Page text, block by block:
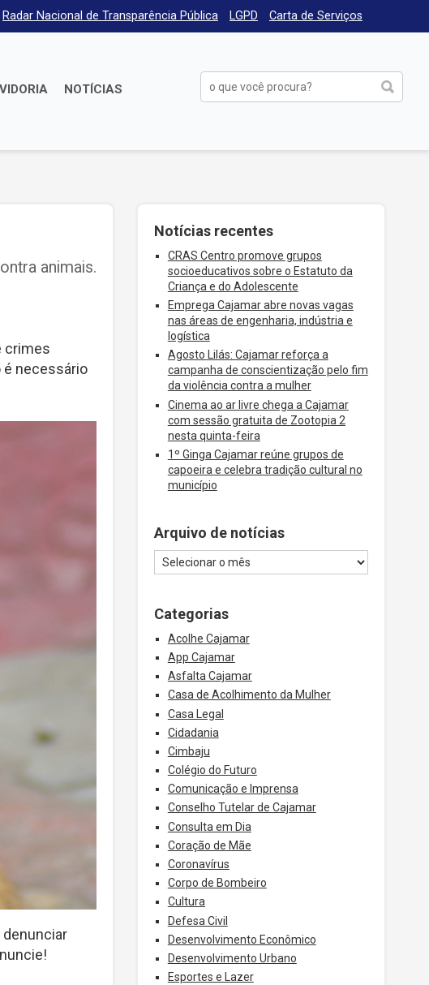
Radar Nacional de Transparência Pública LGPD Carta de Serviços
NOTÍCIAS
animais.
crimes
é necessário
denunciar
Notícias recentes
CRAS Centro promove grupos
socioeducativos sobre o Estatuto da
Criança e do Adolescente
Emprega Cajamar abre novas vagas
nas áreas de engenharia, indústria e
logística
Agosto Lilás: Cajamar reforça a
campanha de conscientização pelo fim
da violência contra a mulher
Cinema ao ar livre chega a Cajamar
com sessão gratuita de Zootopia 2
nesta quinta-feira
1º Ginga Cajamar reúne grupos de
capoeira e celebra tradição cultural no
município
Arquivo de notícias
Categorias
Acolhe Cajamar
App Cajamar
Asfalta Cajamar
Casa de Acolhimento da Mulher
Casa Legal
Cidadania
Cimbaju
Colégio do Futuro
Comunicação e Imprensa
Conselho Tutelar de Cajamar
Consulta em Dia
Coração de Mãe
Coronavírus
Corpo de Bombeiro
Cultura
Defesa Civil
Desenvolvimento Econômico
Desenvolvimento Urbano
Esportes e Lazer